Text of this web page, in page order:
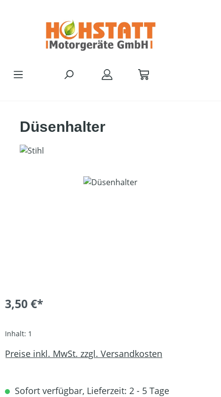
Düsenhalter
Bildergalerie überspringen
3,50 €*
Inhalt: 1
Preise inkl. MwSt. zzgl. Versandkosten
Sofort verfügbar, Lieferzeit: 2 - 5 Tage